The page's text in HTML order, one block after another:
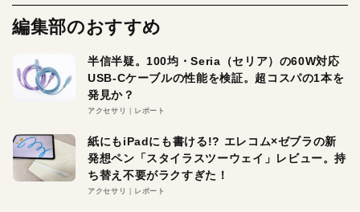
編集部のおすすめ
半信半疑。100均・Seria（セリア）の60W対応
USB-Cケーブルの性能を検証。超コスパの1本を
発見か？
アクセサリ レポート
紙にもiPadにも書ける!? エレコム×ゼブラの新
発想ペン「スタイラスツーウェイ」レビュー。持
ち替え不要がラクすぎた！
アクセサリ レポート